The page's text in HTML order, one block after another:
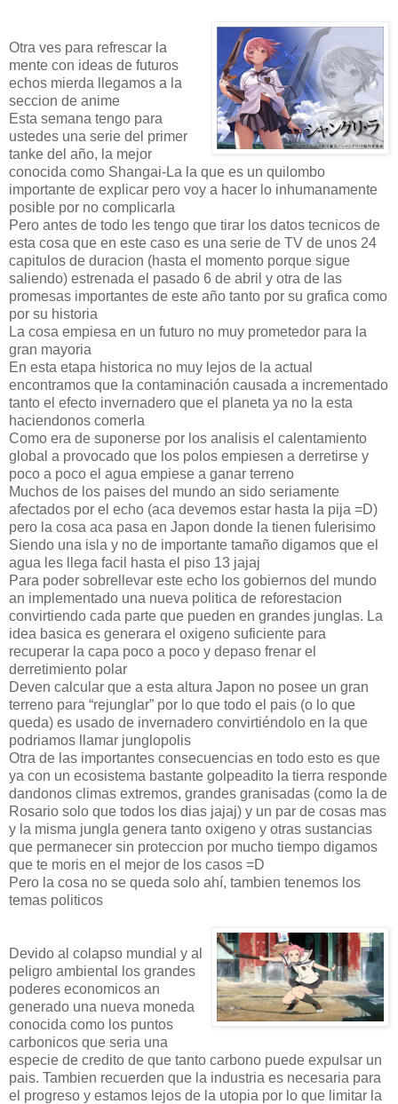
Otra ves para refrescar la
mente con ideas de futuros
echos mierda llegamos a la
seccion de anime
Esta semana tengo para
ustedes una serie del primer
tanke del año, la mejor
conocida como Shangai-La la que es un quilombo
importante de explicar pero voy a hacer lo inhumanamente
posible por no complicarla
Pero antes de todo les tengo que tirar los datos tecnicos de
esta cosa que en este caso es una serie de TV de unos 24
capitulos de duracion (hasta el momento porque sigue
saliendo) estrenada el pasado 6 de abril y otra de las
promesas importantes de este año tanto por su grafica como
por su historia
La cosa empiesa en un futuro no muy prometedor para la
gran mayoria
En esta etapa historica no muy lejos de la actual
encontramos que la contaminación causada a incrementado
tanto el efecto invernadero que el planeta ya no la esta
haciendonos comerla
Como era de suponerse por los analisis el calentamiento
global a provocado que los polos empiesen a derretirse y
poco a poco el agua empiese a ganar terreno
Muchos de los paises del mundo an sido seriamente
afectados por el echo (aca devemos estar hasta la pija =D)
pero la cosa aca pasa en Japon donde la tienen fulerisimo
Siendo una isla y no de importante tamaño digamos que el
agua les llega facil hasta el piso 13 jajaj
Para poder sobrellevar este echo los gobiernos del mundo
an implementado una nueva politica de reforestacion
convirtiendo cada parte que pueden en grandes junglas. La
idea basica es generara el oxigeno suficiente para
recuperar la capa poco a poco y depaso frenar el
derretimiento polar
Deven calcular que a esta altura Japon no posee un gran
terreno para “rejunglar” por lo que todo el pais (o lo que
queda) es usado de invernadero convirtiéndolo en la que
podriamos llamar junglopolis
Otra de las importantes consecuencias en todo esto es que
ya con un ecosistema bastante golpeadito la tierra responde
dandonos climas extremos, grandes granisadas (como la de
Rosario solo que todos los dias jajaj) y un par de cosas mas
y la misma jungla genera tanto oxigeno y otras sustancias
que permanecer sin proteccion por mucho tiempo digamos
que te moris en el mejor de los casos =D
Pero la cosa no se queda solo ahí, tambien tenemos los
temas politicos
Devido al colapso mundial y al
peligro ambiental los grandes
poderes economicos an
generado una nueva moneda
conocida como los puntos
carbonicos que seria una
especie de credito de que tanto carbono puede expulsar un
pais. Tambien recuerden que la industria es necesaria para
el progreso y estamos lejos de la utopia por lo que limitar la